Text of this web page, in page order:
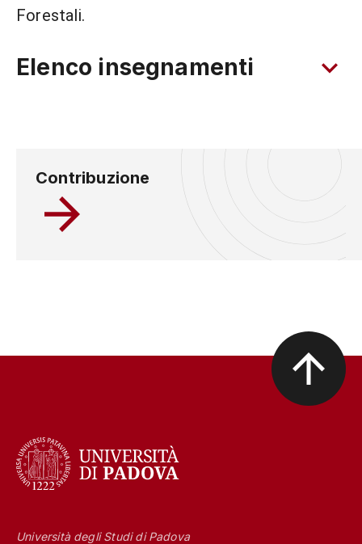
Forestali.
Elenco insegnamenti
Contribuzione
Università degli Studi di Padova